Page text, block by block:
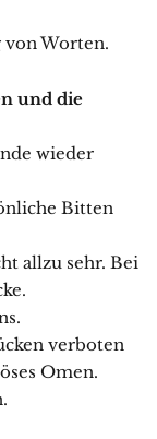
Worten.
und die
wieder
Bitten
allzu sehr. Bei
verboten
Omen.